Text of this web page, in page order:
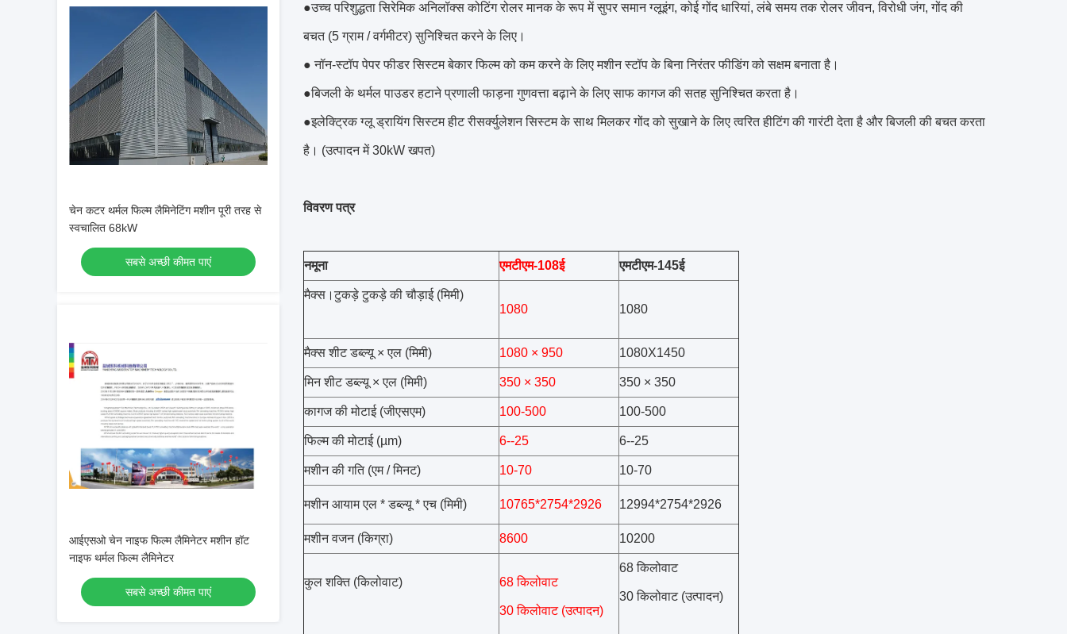
चेन कटर थर्मल फिल्म लैमिनेटिंग मशीन पूरी तरह से
स्वचालित 68kW
सबसे अच्छी कीमत पाएं
आईएसओ चेन नाइफ फिल्म लैमिनेटर मशीन हॉट
नाइफ थर्मल फिल्म लैमिनेटर
सबसे अच्छी कीमत पाएं
●उच्च परिशुद्धता सिरेमिक अनिलॉक्स कोटिंग रोलर मानक के रूप में सुपर समान ग्लूइंग, कोई गोंद धारियां, लंबे समय तक रोलर जीवन, विरोधी जंग, गोंद की
बचत (5 ग्राम / वर्गमीटर) सुनिश्चित करने के लिए।
● नॉन-स्टॉप पेपर फीडर सिस्टम बेकार फिल्म को कम करने के लिए मशीन स्टॉप के बिना निरंतर फीडिंग को सक्षम बनाता है।
●बिजली के थर्मल पाउडर हटाने प्रणाली फाड़ना गुणवत्ता बढ़ाने के लिए साफ कागज की सतह सुनिश्चित करता है।
●इलेक्ट्रिक ग्लू ड्रायिंग सिस्टम हीट रीसर्क्युलेशन सिस्टम के साथ मिलकर गोंद को सुखाने के लिए त्वरित हीटिंग की गारंटी देता है और बिजली की बचत करता
है। (उत्पादन में 30kW खपत)
विवरण पत्र
नमूना एमटीएम-108ई एमटीएम-145ई
मैक्स।टुकड़े टुकड़े की चौड़ाई (मिमी)
1080
1080
मैक्स शीट डब्ल्यू × एल (मिमी) 1080 × 950 1080X1450
मिन शीट डब्ल्यू × एल (मिमी) 350 × 350 350 × 350
कागज की मोटाई (जीएसएम) 100-500 100-500
फिल्म की मोटाई (µm) 6--25 6--25
मशीन की गति (एम / मिनट) 10-70 10-70
मशीन आयाम एल * डब्ल्यू * एच (मिमी) 10765*2754*2926 12994*2754*2926
मशीन वजन (किग्रा) 8600 10200
कुल शक्ति (किलोवाट) 68 किलोवाट
30 किलोवाट (उत्पादन)
68 किलोवाट
30 किलोवाट (उत्पादन)